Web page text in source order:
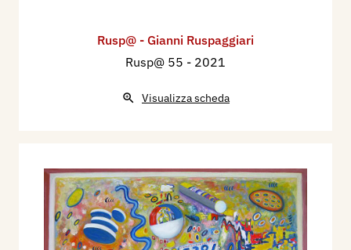
Rusp@ - Gianni Ruspaggiari
Rusp@ 55 - 2021
Visualizza scheda